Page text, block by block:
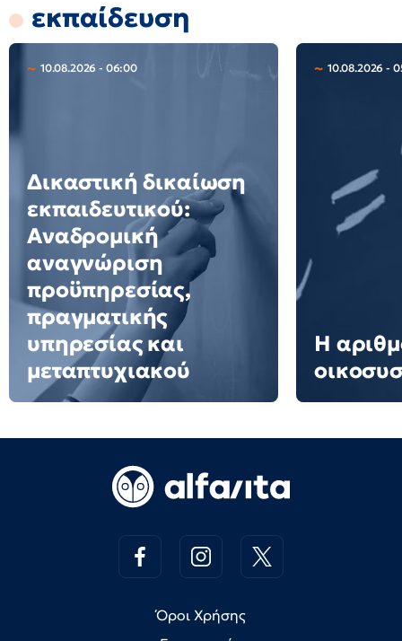
εκπαίδευση
10.08.2026 - 06:00
Δικαστική δικαίωση
εκπαιδευτικού:
Αναδρομική
αναγνώριση
προϋπηρεσίας,
πραγματικής
υπηρεσίας και
μεταπτυχιακού
10.08.2026 -
Η
Όροι Χρήσης